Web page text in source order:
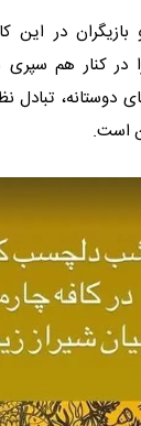
بازیگران در
در کنار هم
دوستانه، تبادل
است.